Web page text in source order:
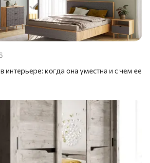
интерьере: когда она уместна и с чем ее